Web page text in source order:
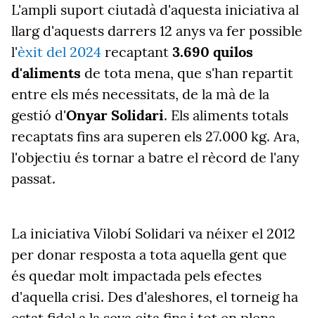
L'ampli suport ciutadà d'aquesta iniciativa al
llarg d'aquests darrers 12 anys va fer possible
l'èxit del 2024 recaptant 3.690 quilos
d'aliments de tota mena, que s'han repartit
entre els més necessitats, de la mà de la
gestió d'Onyar Solidari. Els aliments totals
recaptats fins ara superen els 27.000 kg. Ara,
l'objectiu és tornar a batre el rècord de l'any
passat.
La iniciativa Vilobí Solidari va néixer el 2012
per donar resposta a tota aquella gent que
és quedar molt impactada pels efectes
d'aquella crisi. Des d'aleshores, el torneig ha